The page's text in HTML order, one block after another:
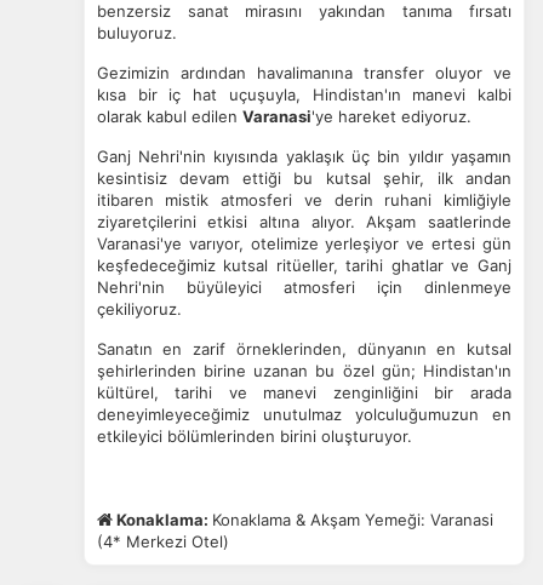
benzersiz sanat mirasını yakından tanıma fırsatı
buluyoruz.
Gezimizin ardından havalimanına transfer oluyor ve
kısa bir iç hat uçuşuyla, Hindistan'ın manevi kalbi
olarak kabul edilen Varanasi'ye hareket ediyoruz.
Ganj Nehri'nin kıyısında yaklaşık üç bin yıldır yaşamın
kesintisiz devam ettiği bu kutsal şehir, ilk andan
itibaren mistik atmosferi ve derin ruhani kimliğiyle
ziyaretçilerini etkisi altına alıyor. Akşam saatlerinde
Varanasi'ye varıyor, otelimize yerleşiyor ve ertesi gün
keşfedeceğimiz kutsal ritüeller, tarihi ghatlar ve Ganj
Nehri'nin büyüleyici atmosferi için dinlenmeye
çekiliyoruz.
Sanatın en zarif örneklerinden, dünyanın en kutsal
şehirlerinden birine uzanan bu özel gün; Hindistan'ın
kültürel, tarihi ve manevi zenginliğini bir arada
deneyimleyeceğimiz unutulmaz yolculuğumuzun en
etkileyici bölümlerinden birini oluşturuyor.
Konaklama: Konaklama & Akşam Yemeği: Varanasi
(4* Merkezi Otel)